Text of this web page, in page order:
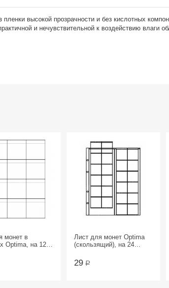
высокой прозрачности и без кислотных
и нечувствительной к воздействию влаги
монет в
Optima, на 12
Лист для монет Optima
(скользящий), на 24
29 Р